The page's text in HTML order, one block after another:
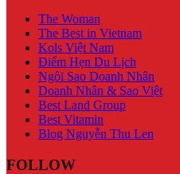
The Woman
The Best in Vietnam
Kols Việt Nam
Điểm Hẹn Du Lịch
Ngôi Sao Doanh Nhân
Doanh Nhân & Sao Việt
Best Land Group
Best Vitamin
Blog Nguyễn Thu Len
FOLLOW